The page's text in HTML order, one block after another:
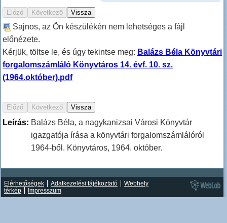
Sajnos, az Ön készülékén nem lehetséges a fájl
előnézete.
Kérjük, töltse le, és úgy tekintse meg: Balázs Béla Könyvtári
forgalomszámláló Könyvtáros 14. évf. 10. sz.
(1964.október).pdf
Leírás: Balázs Béla, a nagykanizsai Városi Könyvtár
igazgatója írása a könyvtári forgalomszámlálóról
1964-ből. Könyvtáros, 1964. október.
Elérhetőségek Adatkezelési tájékoztató
Webhely
térkép
Impresszum